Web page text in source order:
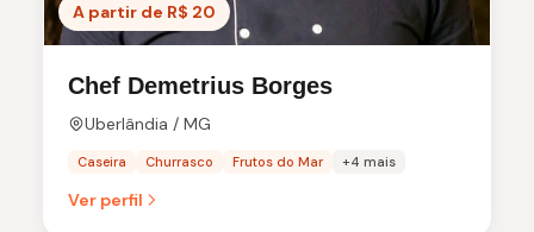
A partir de R$ 20
Chef Demetrius Borges
Uberlândia / MG
Caseira Churrasco Frutos do Mar +4 mais
Ver perfil